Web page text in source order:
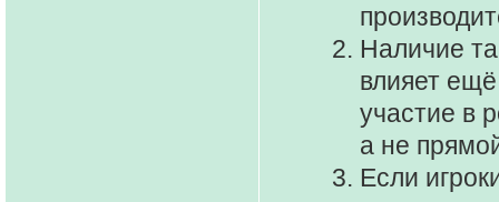
Наличие
влияет
участие в
а не
Если